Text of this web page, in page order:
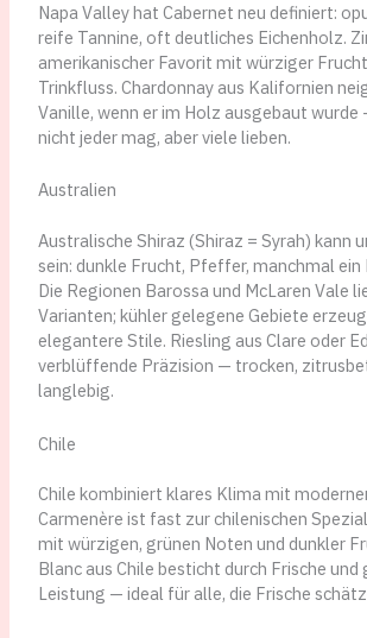
Napa Valley hat Cabernet neu definiert:
reife Tannine, oft deutliches Eichenholz.
amerikanischer Favorit mit würziger
Trinkfluss. Chardonnay aus Kalifornien
Vanille, wenn er im Holz ausgebaut wurde
nicht jeder mag, aber viele lieben.
Australien
Australische Shiraz (Shiraz = Syrah) kann
sein: dunkle Frucht, Pfeffer, manchmal ein
Die Regionen Barossa und McLaren Vale
Varianten; kühler gelegene Gebiete
elegantere Stile. Riesling aus Clare oder
verblüffende Präzision — trocken,
langlebig.
Chile
Chile kombiniert klares Klima mit
Carmenère ist fast zur chilenischen
mit würzigen, grünen Noten und dunkler
Blanc aus Chile besticht durch Frische und
Leistung — ideal für alle, die Frische